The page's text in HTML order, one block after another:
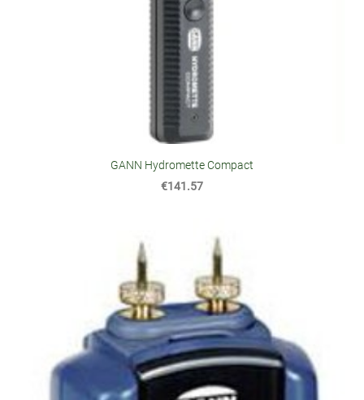
GANN Hydromette Compact
€141.57